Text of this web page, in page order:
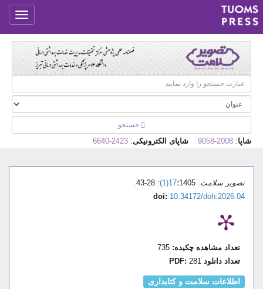
جستجو
شاپا:
2008-9058 شاپای الکترونیکی:
2423-6640
تصویر سلامت. 1405؛ 17(1)
: 28-43.
doi: 10.34172/doh.2026.04
تعداد مشاهده چکیده:
تعداد دانلود PDF: 281
اطلاعات سلامت و کتابداری